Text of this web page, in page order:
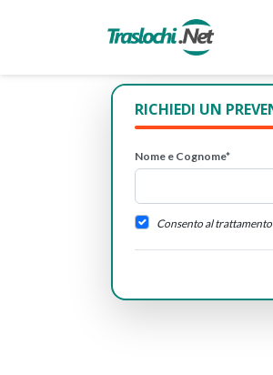
RICHIEDI UN
Nome e Cognome*
Consento al